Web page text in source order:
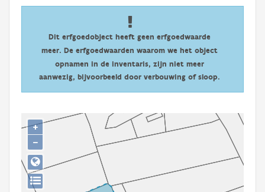
Gebeurtenis
Downloads
Hergebruik
Dit erfgoedobject heeft geen erfgoedwaarde
meer. De erfgoedwaarden waarom we het object
opnamen in de inventaris, zijn niet meer
aanwezig, bijvoorbeeld door verbouwing of sloop.
+
−